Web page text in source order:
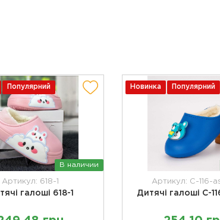
Популярний
В наличии
Артикул: 618-1
галоші 618-1
Новинка Популярний
Артикул: C-116-
Дитячі галоші С-